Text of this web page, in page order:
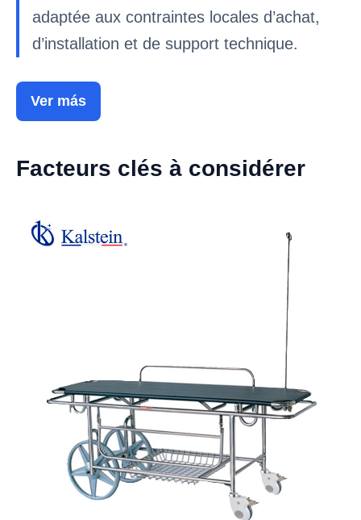
adaptée aux contraintes locales d’achat,
d’installation et de support technique.
Ver más
Facteurs clés à considérer